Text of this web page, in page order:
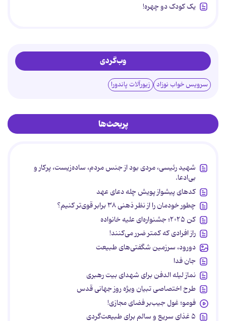
یک کودک دو چهره!
وب‌گردی
سرویس خواب نوزاد زیورآلات پاندورا
پربحث‌ها
شهید رئیسی، مردی بود از جنس مردم، ساده‌زیست، پرکار و
بی‌ادعا.
کدهای پیشواز پویش چله دعای عهد
چطور خودمان را از نظر ذهنی ۳۸ برابر قوی‌تر کنیم؟
کن ۲۰۲۵؛ جشنواره‌ای علیه خانواده
راز افرادی که کمتر ضرر می‌کنند!
دورود، سرزمین شگفتی‌های طبیعت
جان فدا
نماز لیله الدفن برای شهدای بیت رهبری
طرح اختصاصی تبیان ویژه روز جهانی قدس
فومو؛ غول جیب‌بر فضای مجازی!
۵ غذای سریع و سالم برای طبیعت‌گردی